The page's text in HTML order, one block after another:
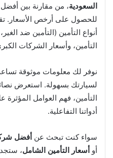
السعودية، من مقارنة بين
للحصول على أرخص الأسعار.
أنواع التأمين (التأمين ضد
التأمين، وأسعار الشركات
نوفر لك معلومات موثوقة
لسيارتك بسهولة. استعرض
التأمين، فهم العوامل
أدواتنا التفاعلية.
سواء كنت تبحث عن أفضل
أو أسعار التأمين الشامل، ستجد